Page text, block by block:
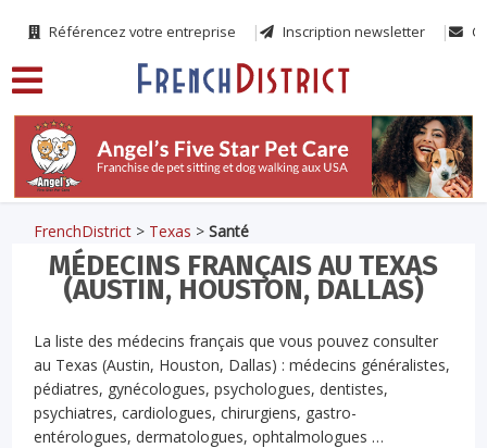
Référencez votre entreprise Inscription newsletter
FrenchDistrict > Texas >Santé
MÉDECINS FRANÇAIS AU TEXAS
(AUSTIN, HOUSTON, DALLAS)
La liste des médecins français que vous pouvez consulter
au Texas (Austin, Houston, Dallas) : médecins généralistes,
pédiatres, gynécologues, psychologues, dentistes,
psychiatres, cardiologues, chirurgiens, gastro-
entérologues, dermatologues, ophtalmologues …